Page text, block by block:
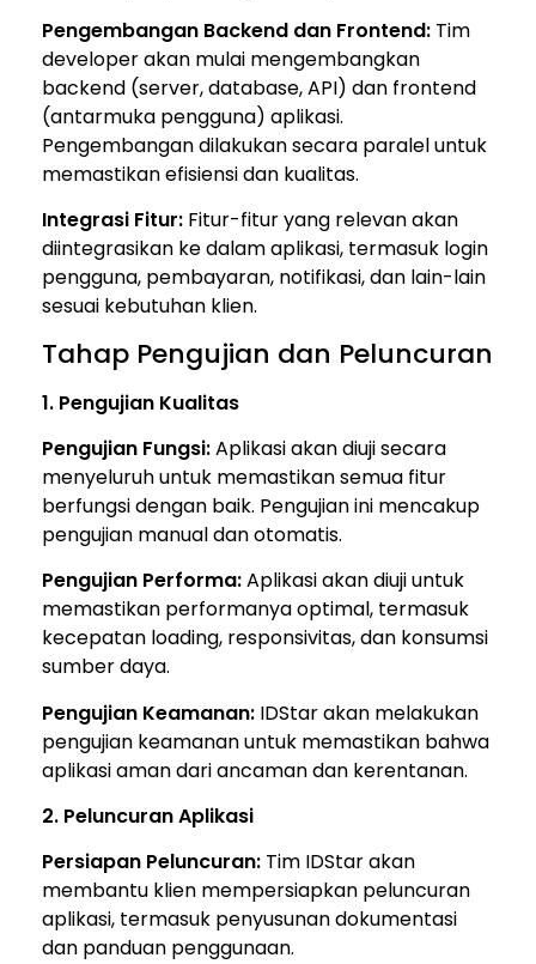
Pengembangan Backend dan Frontend: Tim
developer akan mulai mengembangkan
backend (server, database, API) dan frontend
(antarmuka pengguna) aplikasi.
Pengembangan dilakukan secara paralel untuk
memastikan efisiensi dan kualitas.
Integrasi Fitur: Fitur-fitur yang relevan akan
diintegrasikan ke dalam aplikasi, termasuk login
pengguna, pembayaran, notifikasi, dan lain-lain
sesuai kebutuhan klien.
Tahap Pengujian dan Peluncuran
1. Pengujian Kualitas
Pengujian Fungsi:Aplikasi akan diuji secara
menyeluruh untuk memastikan semua fitur
berfungsi dengan baik. Pengujian ini mencakup
pengujian manual dan otomatis.
Pengujian Performa:Aplikasi akan diuji untuk
memastikan performanya optimal, termasuk
kecepatan loading, responsivitas, dan konsumsi
sumber daya.
Pengujian Keamanan: IDStar akan melakukan
pengujian keamanan untuk memastikan bahwa
aplikasi aman dari ancaman dan kerentanan.
2. Peluncuran Aplikasi
Persiapan Peluncuran: Tim IDStar akan
membantu klien mempersiapkan peluncuran
aplikasi, termasuk penyusunan dokumentasi
dan panduan penggunaan.